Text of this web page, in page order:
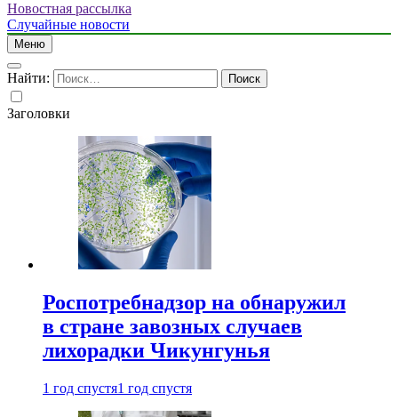
Новостная рассылка
Случайные новости
Меню
Найти:
Заголовки
Роспотребнадзор на обнаружил
в стране завозных случаев
лихорадки Чикунгунья
1 год спустя1 год спустя